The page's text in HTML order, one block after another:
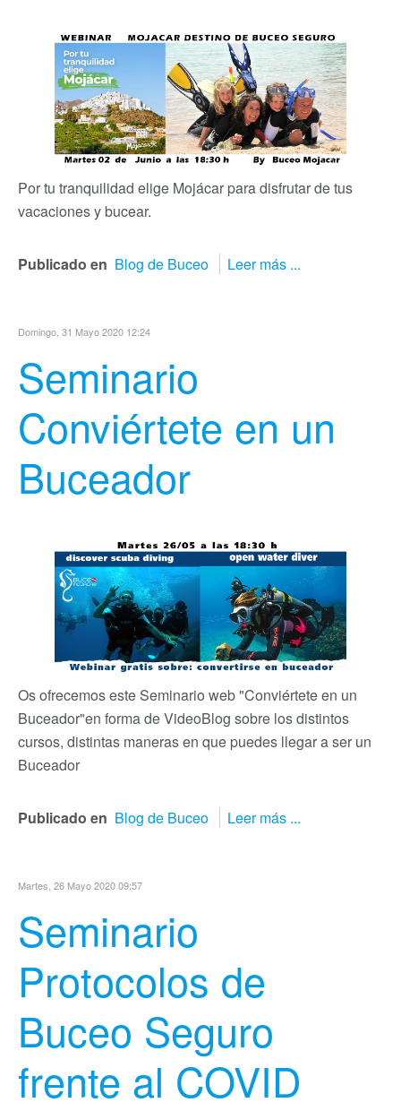
Por tu tranquilidad elige Mojácar para disfrutar de tus
vacaciones y bucear.
Publicado en Blog de Buceo Leer más ...
Domingo, 31 Mayo 2020 12:24
Seminario
Conviértete en un
Buceador
Os ofrecemos este Seminario web "Conviértete en un
Buceador"en forma de VideoBlog sobre los distintos
cursos, distintas maneras en que puedes llegar a ser un
Buceador
Publicado en Blog de Buceo Leer más ...
Martes, 26 Mayo 2020 09:57
Seminario
Protocolos de
Buceo Seguro
frente al COVID